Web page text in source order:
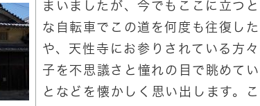
まいましたが、今でもここに立つと
な自転車でこの道を何度も往復した
や、天性寺にお参りされている方
子を不思議さと憧れの目で眺めてい
となどを懐かしく思い出します。